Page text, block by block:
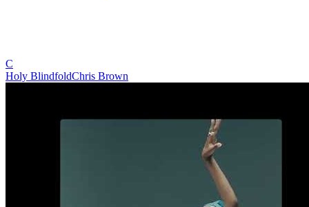
C
Holy BlindfoldChris Brown